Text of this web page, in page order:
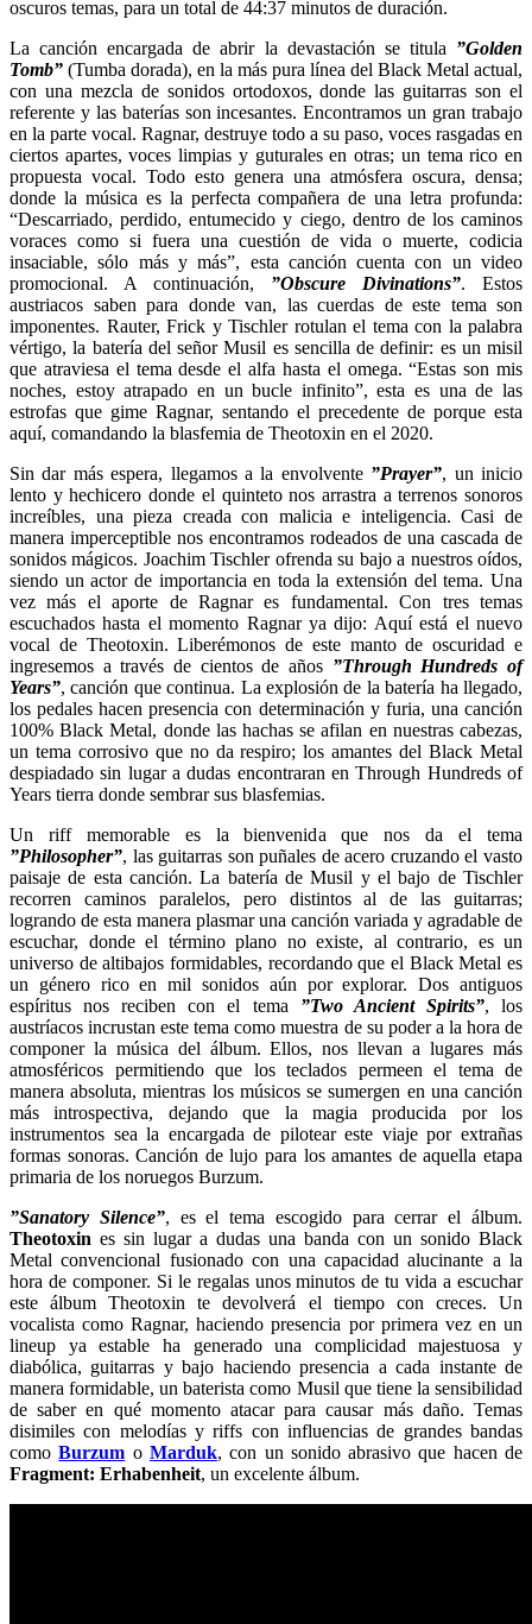
oscuros temas, para un total de 44:37 minutos de duración.
La canción encargada de abrir la devastación se titula ”Golden
Tomb” (Tumba dorada), en la más pura línea del Black Metal actual,
con una mezcla de sonidos ortodoxos, donde las guitarras son el
referente y las baterías son incesantes. Encontramos un gran trabajo
en la parte vocal. Ragnar, destruye todo a su paso, voces rasgadas en
ciertos apartes, voces limpias y guturales en otras; un tema rico en
propuesta vocal. Todo esto genera una atmósfera oscura, densa;
donde la música es la perfecta compañera de una letra profunda:
“Descarriado, perdido, entumecido y ciego, dentro de los caminos
voraces como si fuera una cuestión de vida o muerte, codicia
insaciable, sólo más y más”, esta canción cuenta con un video
promocional. A continuación, ”Obscure Divinations”. Estos
austriacos saben para donde van, las cuerdas de este tema son
imponentes. Rauter, Frick y Tischler rotulan el tema con la palabra
vértigo, la batería del señor Musil es sencilla de definir: es un misil
que atraviesa el tema desde el alfa hasta el omega. “Estas son mis
noches, estoy atrapado en un bucle infinito”, esta es una de las
estrofas que gime Ragnar, sentando el precedente de porque esta
aquí, comandando la blasfemia de Theotoxin en el 2020.
Sin dar más espera, llegamos a la envolvente ”Prayer”, un inicio
lento y hechicero donde el quinteto nos arrastra a terrenos sonoros
increíbles, una pieza creada con malicia e inteligencia. Casi de
manera imperceptible nos encontramos rodeados de una cascada de
sonidos mágicos. Joachim Tischler ofrenda su bajo a nuestros oídos,
siendo un actor de importancia en toda la extensión del tema. Una
vez más el aporte de Ragnar es fundamental. Con tres temas
escuchados hasta el momento Ragnar ya dijo: Aquí está el nuevo
vocal de Theotoxin. Liberémonos de este manto de oscuridad e
ingresemos a través de cientos de años ”Through Hundreds of
Years”, canción que continua. La explosión de la batería ha llegado,
los pedales hacen presencia con determinación y furia, una canción
100% Black Metal, donde las hachas se afilan en nuestras cabezas,
un tema corrosivo que no da respiro; los amantes del Black Metal
despiadado sin lugar a dudas encontraran en Through Hundreds of
Years tierra donde sembrar sus blasfemias.
Un riff memorable es la bienvenida que nos da el tema
”Philosopher”, las guitarras son puñales de acero cruzando el vasto
paisaje de esta canción. La batería de Musil y el bajo de Tischler
recorren caminos paralelos, pero distintos al de las guitarras;
logrando de esta manera plasmar una canción variada y agradable de
escuchar, donde el término plano no existe, al contrario, es un
universo de altibajos formidables, recordando que el Black Metal es
un género rico en mil sonidos aún por explorar. Dos antiguos
espíritus nos reciben con el tema ”Two Ancient Spirits”, los
austríacos incrustan este tema como muestra de su poder a la hora de
componer la música del álbum. Ellos, nos llevan a lugares más
atmosféricos permitiendo que los teclados permeen el tema de
manera absoluta, mientras los músicos se sumergen en una canción
más introspectiva, dejando que la magia producida por los
instrumentos sea la encargada de pilotear este viaje por extrañas
formas sonoras. Canción de lujo para los amantes de aquella etapa
primaria de los noruegos Burzum.
”Sanatory Silence”, es el tema escogido para cerrar el álbum.
Theotoxin es sin lugar a dudas una banda con un sonido Black
Metal convencional fusionado con una capacidad alucinante a la
hora de componer. Si le regalas unos minutos de tu vida a escuchar
este álbum Theotoxin te devolverá el tiempo con creces. Un
vocalista como Ragnar, haciendo presencia por primera vez en un
lineup ya estable ha generado una complicidad majestuosa y
diabólica, guitarras y bajo haciendo presencia a cada instante de
manera formidable, un baterista como Musil que tiene la sensibilidad
de saber en qué momento atacar para causar más daño. Temas
disimiles con melodías y riffs con influencias de grandes bandas
comoBurzum o Marduk, con un sonido abrasivo que hacen de
Fragment: Erhabenheit, un excelente álbum.